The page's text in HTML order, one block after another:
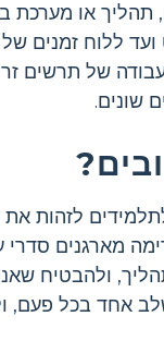
או מערכת
ללוח זמנים של
עבודה של תרשים
שונים.
לזהות
מארגנים סדרי
ולהבטיח
בכל פעם,